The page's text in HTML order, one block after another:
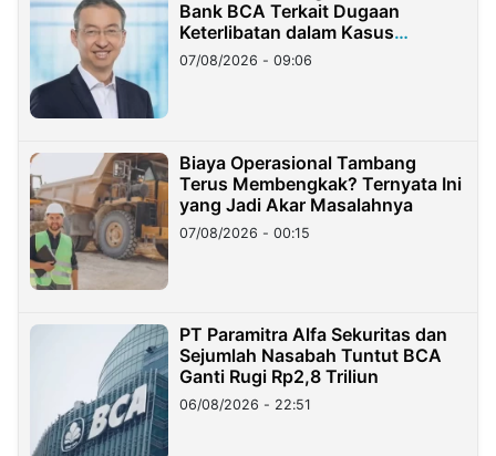
Bank BCA Terkait Dugaan
Keterlibatan dalam Kasus
Hilangnya Dana Nasabah Rp2,58
Miliar
07/08/2026 - 09:06
Biaya Operasional Tambang
Terus Membengkak? Ternyata Ini
yang Jadi Akar Masalahnya
07/08/2026 - 00:15
PT Paramitra Alfa Sekuritas dan
Sejumlah Nasabah Tuntut BCA
Ganti Rugi Rp2,8 Triliun
06/08/2026 - 22:51